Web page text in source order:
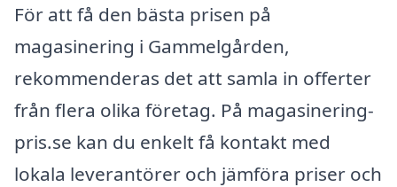
För att få den bästa prisen på
magasinering i Gammelgården,
rekommenderas det att samla in offerter
från flera olika företag. På magasinering-
pris.se kan du enkelt få kontakt med
lokala leverantörer och jämföra priser och